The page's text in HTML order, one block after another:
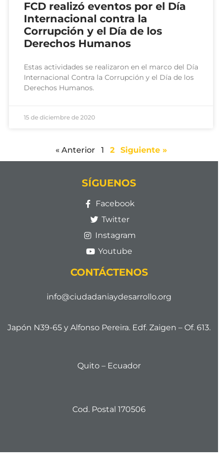
FCD realizó eventos por el Día
Internacional contra la
Corrupción y el Día de los
Derechos Humanos
Estas actividades se realizaron en el marco del Día
Internacional Contra la Corrupción y el Día de los
Derechos Humanos.
15 de diciembre de 2020
« Anterior 1 2 Siguiente »
SÍGUENOS
Facebook
Twitter
Instagram
Youtube
CONTÁCTENOS
info@ciudadaniaydesarrollo.org
Japón N39-65 y Alfonso Pereira. Edf. Zaigen – Of. 613.
Quito – Ecuador
Cod. Postal 170506